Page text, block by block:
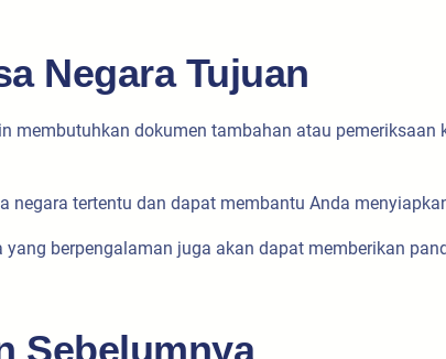
Negara Tujuan
dokumen tambahan atau pemeriksaan
tertentu dan dapat membantu Anda
berpengalaman juga akan dapat memberikan
Sebelumnya